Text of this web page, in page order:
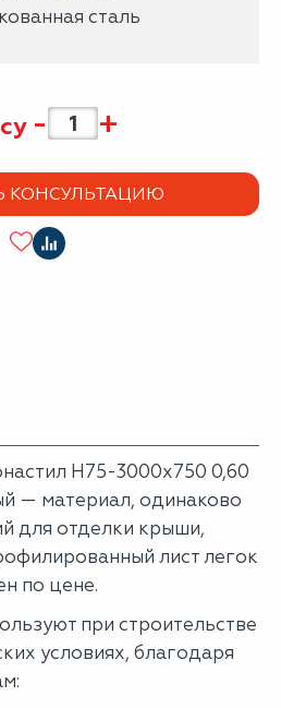
сталь
- +
КОНСУЛЬТАЦИЮ
Н75-3000х750 0,60
— материал, одинаково
для отделки крыши,
лист легок
по цене.
при строительстве
условиях, благодаря